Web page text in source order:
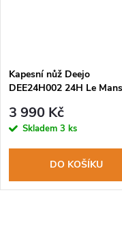
Kapesní nůž Deejo
DEE24H002 24H Le
limitovaná edice
3 990 Kč
Skladem 3 ks
DO KOŠÍKU